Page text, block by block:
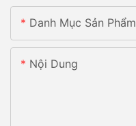
Danh Mục Sản Phẩm
Nội Dung